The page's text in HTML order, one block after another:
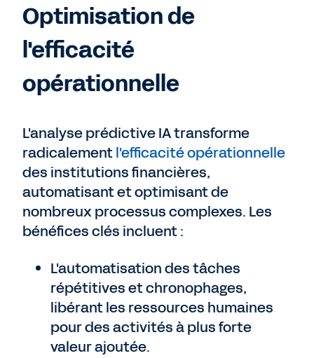
Optimisation de
l'efficacité
opérationnelle
L'analyse prédictive IA transforme
radicalementl'efficacité opérationnelle
des institutions financières,
automatisant et optimisant de
nombreux processus complexes. Les
bénéfices clés incluent :
L'automatisation des tâches
répétitives et chronophages,
libérant les ressources humaines
pour des activités à plus forte
valeur ajoutée.